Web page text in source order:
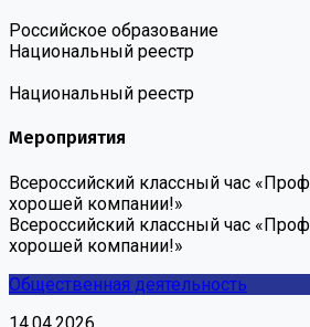
Российское образование
Национальный реестр
Национальный реестр
Мероприятия
Всероссийский классный час
хорошей компании!»
Всероссийский классный час
хорошей компании!»
Общественная деятельность
14.04.2026